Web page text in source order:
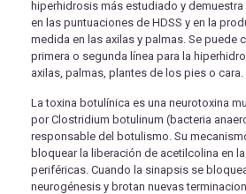
hiperhidrosis más estudiado y
en las puntuaciones de HDSS y en la
medida en las axilas y palmas. Se puede
primera o segunda línea para la
axilas, palmas, plantes de los pies o cara.
La toxina botulínica es una neurotoxina
por Clostridium botulinum (bacteria
responsable del botulismo. Su
bloquear la liberación de acetilcolina en
periféricas. Cuando la sinapsis se
neurogénesis y brotan nuevas